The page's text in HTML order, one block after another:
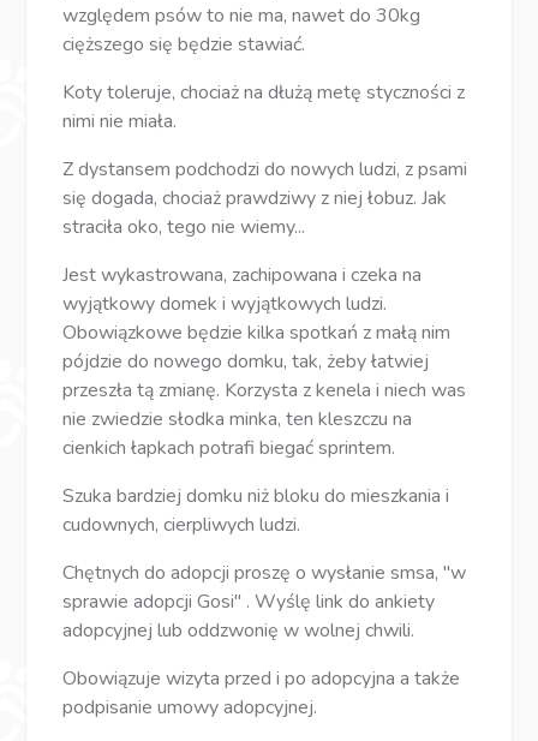
względem psów to nie ma, nawet do 30kg
cięższego się będzie stawiać.
Koty toleruje, chociaż na dłużą metę styczności z
nimi nie miała.
Z dystansem podchodzi do nowych ludzi, z psami
się dogada, chociaż prawdziwy z niej łobuz. Jak
straciła oko, tego nie wiemy...
Jest wykastrowana, zachipowana i czeka na
wyjątkowy domek i wyjątkowych ludzi.
Obowiązkowe będzie kilka spotkań z małą nim
pójdzie do nowego domku, tak, żeby łatwiej
przeszła tą zmianę. Korzysta z kenela i niech was
nie zwiedzie słodka minka, ten kleszczu na
cienkich łapkach potrafi biegać sprintem.
Szuka bardziej domku niż bloku do mieszkania i
cudownych, cierpliwych ludzi.
Chętnych do adopcji proszę o wysłanie smsa, "w
sprawie adopcji Gosi" . Wyślę link do ankiety
adopcyjnej lub oddzwonię w wolnej chwili.
Obowiązuje wizyta przed i po adopcyjna a także
podpisanie umowy adopcyjnej.